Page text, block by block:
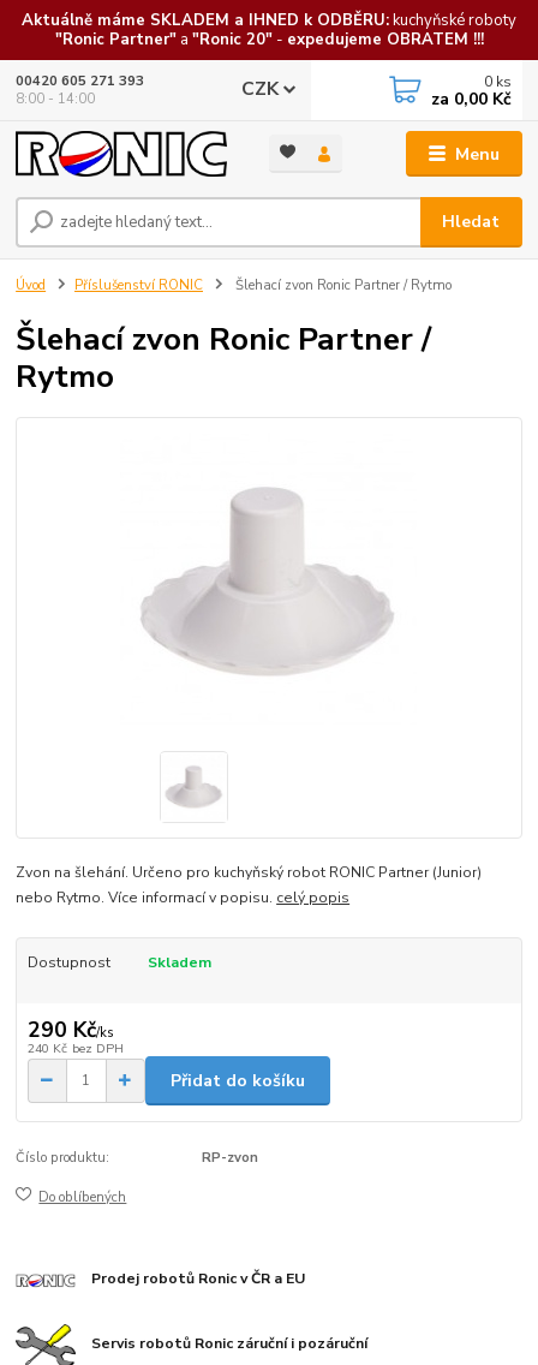
Aktuálně máme SKLADEM a IHNED k ODBĚRU:kuchyňské roboty
"Ronic Partner"a "Ronic 20"- expedujeme OBRATEM !!!
Menu
CZK
Hledat
00420 605 271 393
8:00 - 14:00
0 ks
za 0,00 Kč
Úvod Příslušenství RONIC Šlehací zvon Ronic Partner / Rytmo
Šlehací zvon Ronic Partner /
Rytmo
Zvon na šlehání. Určeno pro kuchyňský robot RONIC Partner (Junior)
nebo Rytmo. Více informací v popisu. celý popis
Dostupnost Skladem
290 Kč/ks
240 Kč bez DPH
Přidat do košíku
Číslo produktu: RP-zvon
Do oblíbených
Prodej robotů Ronic v ČR a EU
Servis robotů Ronic záruční i pozáruční